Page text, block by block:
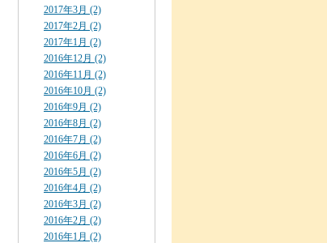
2017年3月 (2)
2017年2月 (2)
2017年1月 (2)
2016年12月 (2)
2016年11月 (2)
2016年10月 (2)
2016年9月 (2)
2016年8月 (2)
2016年7月 (2)
2016年6月 (2)
2016年5月 (2)
2016年4月 (2)
2016年3月 (2)
2016年2月 (2)
2016年1月 (2)